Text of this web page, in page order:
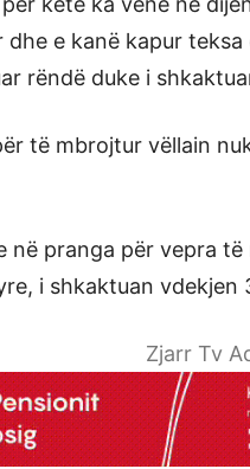
dhe e kanë kapur
rëndë duke i
të mbrojtur vëllain
në pranga për vepra
i shkaktuan vdekjen
Zjarr Tv